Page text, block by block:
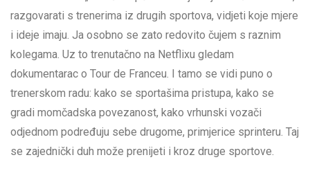
razgovarati s trenerima iz drugih sportova, vidjeti koje mjere
i ideje imaju. Ja osobno se zato redovito čujem s raznim
kolegama. Uz to trenutačno na Netflixu gledam
dokumentarac o Tour de Franceu. I tamo se vidi puno o
trenerskom radu: kako se sportašima pristupa, kako se
gradi momčadska povezanost, kako vrhunski vozači
odjednom podređuju sebe drugome, primjerice sprinteru. Taj
se zajednički duh može prenijeti i kroz druge sportove.